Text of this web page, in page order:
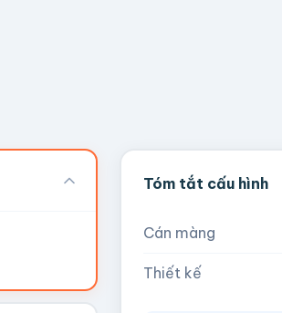
Tóm tắt cấu hình
Cán màng
Thiết kế